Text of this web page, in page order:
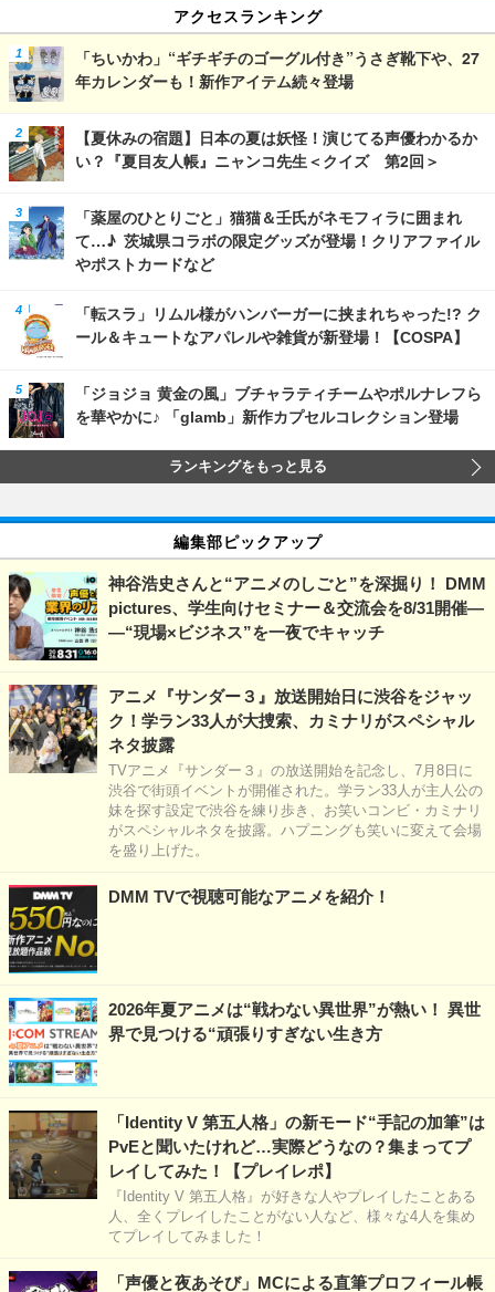
アクセスランキング
「ちいかわ」“ギチギチのゴーグル付き”うさぎ靴下や、27
年カレンダーも！新作アイテム続々登場
【夏休みの宿題】日本の夏は妖怪！演じてる声優わかるか
い？『夏目友人帳』ニャンコ先生＜クイズ 第2回＞
「薬屋のひとりごと」猫猫＆壬氏がネモフィラに囲まれ
て…♪ 茨城県コラボの限定グッズが登場！クリアファイル
やポストカードなど
「転スラ」リムル様がハンバーガーに挟まれちゃった!? ク
ール＆キュートなアパレルや雑貨が新登場！【COSPA】
「ジョジョ 黄金の風」ブチャラティチームやポルナレフら
を華やかに♪ 「glamb」新作カプセルコレクション登場
ランキングをもっと見る
編集部ピックアップ
神谷浩史さんと“アニメのしごと”を深掘り！ DMM
pictures、学生向けセミナー＆交流会を8/31開催―
―“現場×ビジネス”を一夜でキャッチ
アニメ『サンダー３』放送開始日に渋谷をジャッ
ク！学ラン33人が大捜索、カミナリがスペシャル
ネタ披露
TVアニメ『サンダー３』の放送開始を記念し、7月8日に
渋谷で街頭イベントが開催された。学ラン33人が主人公の
妹を探す設定で渋谷を練り歩き、お笑いコンビ・カミナリ
がスペシャルネタを披露。ハプニングも笑いに変えて会場
を盛り上げた。
DMM TVで視聴可能なアニメを紹介！
2026年夏アニメは“戦わない異世界”が熱い！ 異世
界で見つける“頑張りすぎない生き方
「Identity V 第五人格」の新モード“手記の加筆”は
PvEと聞いたけれど…実際どうなの？集まってプ
レイしてみた！【プレイレポ】
『Identity V 第五人格』が好きな人やプレイしたことある
人、全くプレイしたことがない人など、様々な4人を集め
てプレイしてみました！
「声優と夜あそび」MCによる直筆プロフィール帳